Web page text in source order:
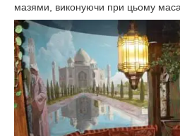
мазями, виконуючи при цьому